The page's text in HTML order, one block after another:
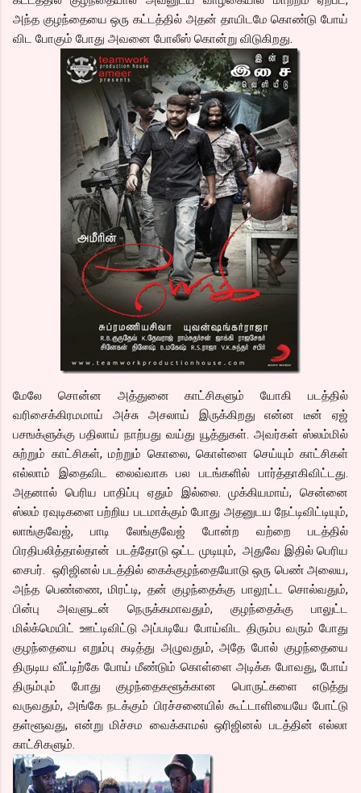
அந்த குழந்தையை ஒரு கட்டத்தில் அதன் தாயிடமே கொண்டு போய்
விட போகும் போது அவனை போலீஸ் கொன்று விடுகிறது.
மேலே சொன்ன அத்துனை காட்சிகளும் யோகி படத்தில்
வரிசைக்கிரமமாய் அச்சு அசலாய் இருக்கிறது என்ன டீன் ஏஜ்
பசஙக்ளுக்கு பதிலாய் நாற்பது வய்து யூத்துகள். அவர்கள் ஸ்லம்மில்
சுற்றும் காட்சிகள், மற்றும் கொலை, கொள்ளை செய்யும் காட்சிகள்
எல்லாம் இதைவிட லைவ்வாக பல படங்களில் பார்த்தாகிவிட்டது.
அதனால் பெரிய பாதிப்பு ஏதும் இல்லை. முக்கியமாய், சென்னை
ஸ்லம் ரவுடிகளை பற்றிய படமாக்கும் போது அதனுடய நேட்டிவிட்டியும்,
லாங்குவேஜ், பாடி லேங்குவேஜ் போன்ற வற்றை படத்தில்
பிரதிபலித்தால்தான் படத்தோடு ஒட்ட முடியும், அதுவே இதில் பெரிய
சைபர். ஒரிஜினல் படத்தில் கைக்குழந்தையோடு ஒரு பெண் அலைய,
அந்த பெண்ணை, மிரட்டி, தன் குழந்தைக்கு பாலூட்ட சொல்வதும்,
பின்பு அவளுடன் நெருக்கமாவதும், குழந்தைக்கு பாலுட்ட
மில்க்மெயிட் ஊட்டிவிட்டு அப்படியே போய்விட திரும்ப வரும் போது
குழந்தையை எறும்பு கடித்து அழுவதும், அதே போல் குழந்தையை
திருடிய வீட்டிற்கே போய் மீண்டும் கொள்ளை அடிக்க போவது, போய்
திரும்பும் போது குழந்தைகளூக்கான பொருட்களை எடுத்து
வருவதும், அங்கே நடக்கும் பிரச்சனையில் கூட்டாளியையே போட்டு
தள்ளூவது, என்று மிச்சம வைக்காமல் ஒரிஜினல் படத்தின் எல்லா
காட்சிகளும்.